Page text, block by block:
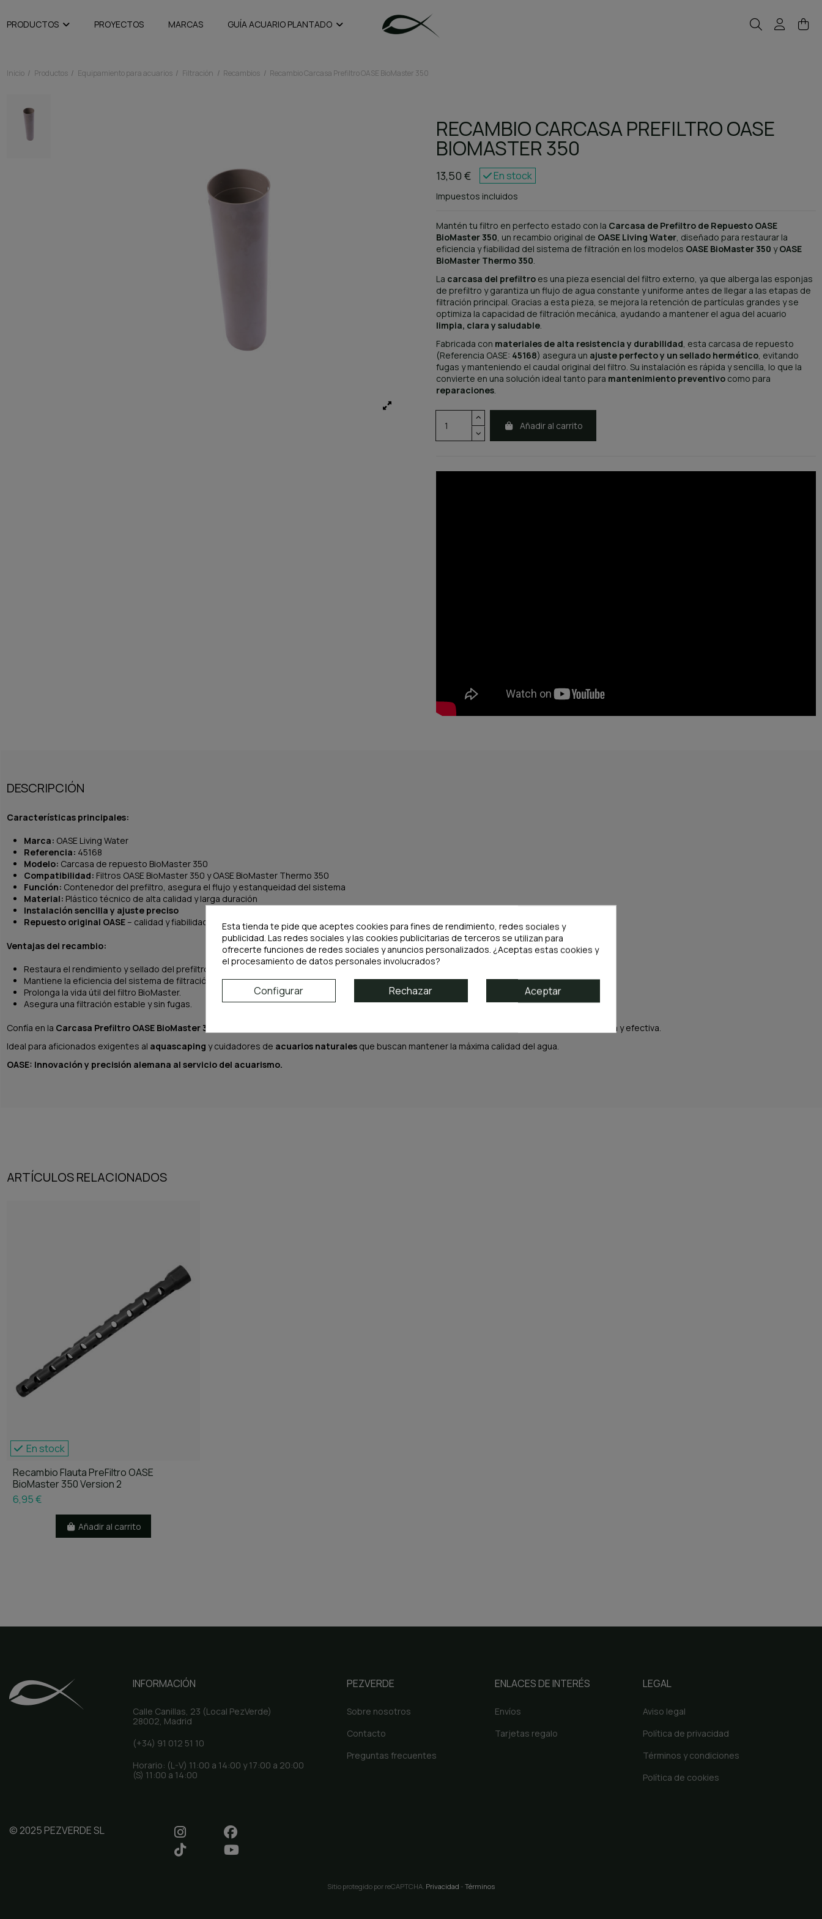
PRODUCTOS PROYECTOS MARCAS GUÍA ACUARIO PLANTADO
Inicio Productos Equipamiento para acuarios Filtración Recambios Recambio Carcasa Prefiltro OASE BioMaster 350
RECAMBIO CARCASA PREFILTRO OASE
BIOMASTER 350
13,50 € En stock
Impuestos incluidos
Mantén tu filtro en perfecto estado con la Carcasa de Prefiltro de Repuesto OASE
BioMaster 350 , un recambio original de OASE Living Water, diseñado para restaurar la
eficiencia y fiabilidad del sistema de filtración en los modelos OASE BioMaster 350 yOASE
BioMaster Thermo 350
La carcasa del prefiltroes una pieza esencial del filtro externo, ya que alberga las esponjas
de prefiltro y garantiza un flujo de agua constante y uniforme antes de llegar a las etapas de
filtración principal. Gracias a esta pieza, se mejora la retención de partículas grandes y se
optimiza la capacidad de filtración mecánica, ayudando a mantener el agua del acuario
limpia, clara y saludable.
Fabricada con materiales de alta resistencia y durabilidad, esta carcasa de repuesto
(Referencia OASE: 45168) asegura un ajuste perfecto y un sellado hermético, evitando
fugas y manteniendo el caudal original del filtro. Su instalación es rápida y sencilla, lo que la
convierte en una solución ideal tanto para mantenimiento preventivocomo para
reparaciones.
Añadir al carrito
DESCRIPCIÓN
Características principales:
Marca: OASE Living Water
Referencia: 45168
Modelo: Carcasa de repuesto BioMaster 350
Compatibilidad: Filtros OASE BioMaster 350 y OASE BioMaster Thermo 350
Función: Contenedor del prefiltro, asegura el flujo y estanqueidad del sistema
Material: Plástico técnico de alta calidad y larga duración
Instalación sencilla y ajuste preciso
Repuesto original OASE– calidad y fiabilidad alemana
Ventajas del recambio:
Restaura el rendimiento y sellado del prefiltro.
Mantiene la eficiencia del sistema de filtración.
Prolonga la vida útil del filtro BioMaster.
Asegura una filtración estable y sin fugas.
Confía en la Carcasa Prefiltro OASE BioMaster 350
para mantener el funcionamiento óptimo de tu filtro y asegurar una filtración constante, silenciosa y efectiva.
Ideal para aficionados exigentes al aquascaping y cuidadores de acuarios naturalesque buscan mantener la máxima calidad del agua.
OASE: Innovación y precisión alemana al servicio del acuarismo.
ARTÍCULOS RELACIONADOS
En stock
Recambio Flauta PreFiltro OASE
BioMaster 350 Version 2
6,95 €
Añadir al carrito
INFORMACIÓN
Calle Canillas, 23 (Local PezVerde)
28002, Madrid
(+34) 91 012 51 10
Horario: (L-V) 11:00 a 14:00 y 17:00 a 20:00
(S) 11:00 a 14:00
PEZVERDE
Sobre nosotros
Contacto
Preguntas frecuentes
ENLACES DE INTERÉS
Envíos
Tarjetas regalo
LEGAL
Aviso legal
Política de privacidad
Términos y condiciones
Política de cookies
© 2025 PEZVERDE SL
Sitio protegido por reCAPTCHA. Privacidad - Términos
Esta tienda te pide que aceptes cookies para fines de rendimiento, redes sociales y
publicidad. Las redes sociales y las cookies publicitarias de terceros se utilizan para
ofrecerte funciones de redes sociales y anuncios personalizados. ¿Aceptas estas cookies y
el procesamiento de datos personales involucrados?
Configurar Rechazar Aceptar